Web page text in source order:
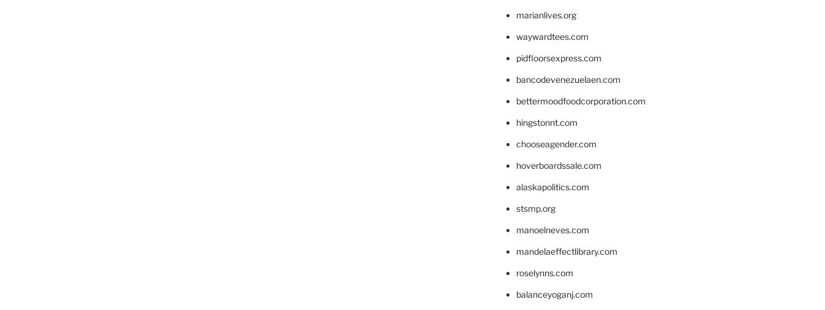
marianlives.org
waywardtees.com
pidfloorsexpress.com
bancodevenezuelaen.com
bettermoodfoodcorporation.com
hingstonnt.com
chooseagender.com
hoverboardssale.com
alaskapolitics.com
stsmp.org
manoelneves.com
mandelaeffectlibrary.com
roselynns.com
balanceyoganj.com